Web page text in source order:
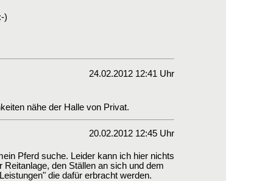
)
24.02.2012 12:41 Uhr
nähe der Halle von Privat.
20.02.2012 12:45 Uhr
Pferd suche. Leider kann ich hier nichts
den Ställen an sich und dem
die dafür erbracht werden.